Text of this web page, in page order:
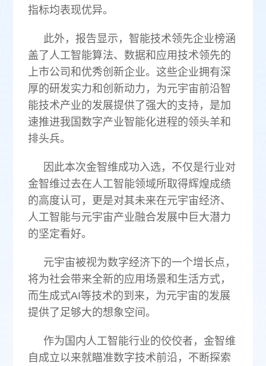
指标均表现优异。
此外，报告显示，智能技术领先企业榜涵
盖了人工智能算法、数据和应用技术领先的
上市公司和优秀创新企业。这些企业拥有深
厚的研发实力和创新动力，为元宇宙前沿智
能技术产业的发展提供了强大的支持，是加
速推进我国数字产业智能化进程的领头羊和
排头兵。
因此本次金智维成功入选，不仅是行业对
金智维过去在人工智能领域所取得辉煌成绩
的高度认可，更是对其未来在元宇宙经济、
人工智能与元宇宙产业融合发展中巨大潜力
的坚定看好。
元宇宙被视为数字经济下的一个增长点，
将为社会带来全新的应用场景和生活方式，
而生成式AI等技术的到来，为元宇宙的发展
提供了足够大的想象空间。
作为国内人工智能行业的佼佼者，金智维
自成立以来就瞄准数字技术前沿，不断探索